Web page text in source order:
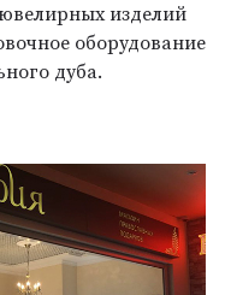
изделий
оборудование
дуба.